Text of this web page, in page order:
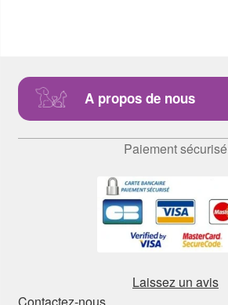
A propos de nous
Paiement sécurisé
Laissez un avis